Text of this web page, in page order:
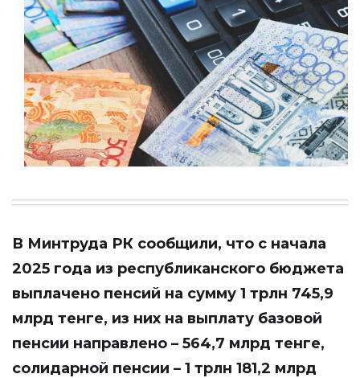
В Минтруда РК сообщили, что с начала
2025 года из республиканского бюджета
выплачено пенсий на сумму 1 трлн 745,9
млрд тенге, из них на выплату базовой
пенсии направлено – 564,7 млрд тенге,
солидарной пенсии – 1 трлн 181,2 млрд